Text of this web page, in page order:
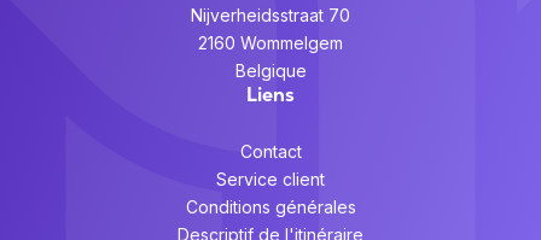
Nijverheidsstraat 70
2160 Wommelgem
Belgique
Liens
Contact
Service client
Conditions générales
Descriptif de l'itinéraire